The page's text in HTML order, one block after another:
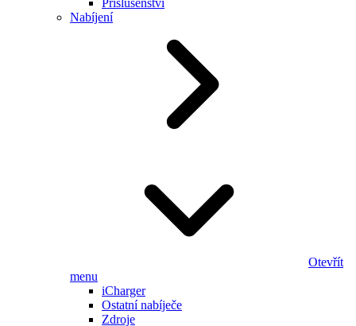
Příslušenství
Nabíjení
Otevřít
menu
iCharger
Ostatní nabíječe
Zdroje